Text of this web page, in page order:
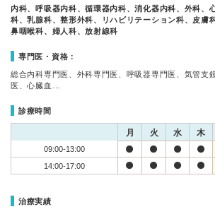
内科、呼吸器内科、循環器内科、消化器内科、外科、
科、乳腺科、整形外科、リハビリテーション科、皮膚
鼻咽喉科、婦人科、放射線科
専門医・資格：
総合内科専門医、外科専門医、呼吸器専門医、気管支
医、心臓血…
診療時間
月 火 水 木
09:00-13:00
14:00-17:00
治療実績